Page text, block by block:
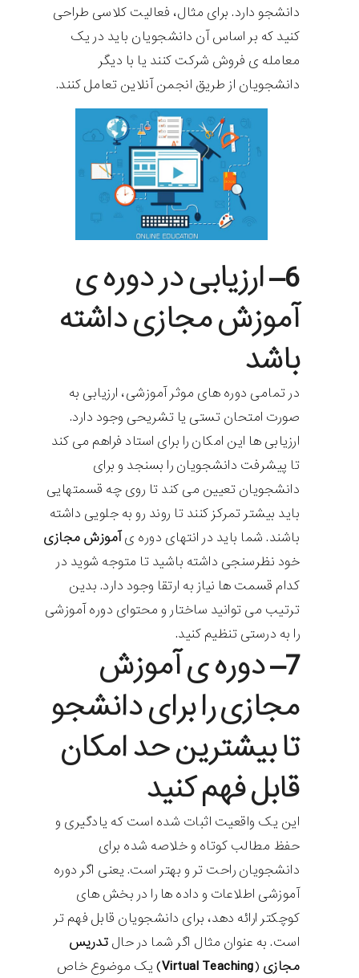
دانشجو دارد. برای مثال، فعالیت کلاسی طراحی
کنید که بر اساس آن دانشجویان باید در یک
معامله ی فروش شرکت کنند یا با دیگر
دانشجویان از طریق انجمن آنلاین تعامل کنند.
6– ارزیابی در دوره ی
آموزش مجازی داشته
باشد
در تمامی دوره های موثر آموزشی، ارزیابی به
صورت امتحان تستی یا تشریحی وجود دارد.
ارزیابی ها این امکان را برای استاد فراهم می کند
تا پیشرفت دانشجویان را بسنجد و برای
دانشجویان تعیین می کند تا روی چه قسمتهایی
باید بیشتر تمرکز کنند تا روند رو به جلویی داشته
باشند. شما باید در انتهای دوره یآموزش مجازی
خود نظرسنجی داشته باشید تا متوجه شوید در
کدام قسمت ها نیاز به ارتقا وجود دارد. بدین
ترتیب می توانید ساختار و محتوای دوره آموزشی
را به درستی تنظیم کنید.
7– دوره ی آموزش
مجازی را برای دانشجو
تا بیشترین حد امکان
قابل فهم کنید
این یک واقعیت اثبات شده است که یادگیری و
حفظ مطالب کوتاه و خلاصه شده برای
دانشجویان راحت تر و بهتر است. یعنی اگر دوره
آموزشی اطلاعات و داده ها را در بخش های
کوچکتر ارائه دهد، برای دانشجویان قابل فهم تر
است. به عنوان مثال اگر شما در حال تدریس
مجازی (
Virtual Teaching) یک موضوع خاص